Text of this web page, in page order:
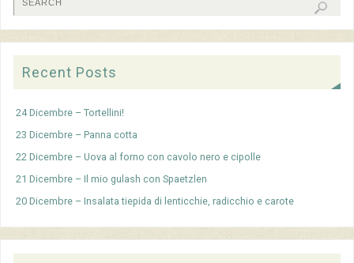
Recent Posts
24 Dicembre – Tortellini!
23 Dicembre – Panna cotta
22 Dicembre – Uova al forno con cavolo nero e cipolle
21 Dicembre – Il mio gulash con Spaetzlen
20 Dicembre – Insalata tiepida di lenticchie, radicchio e carote